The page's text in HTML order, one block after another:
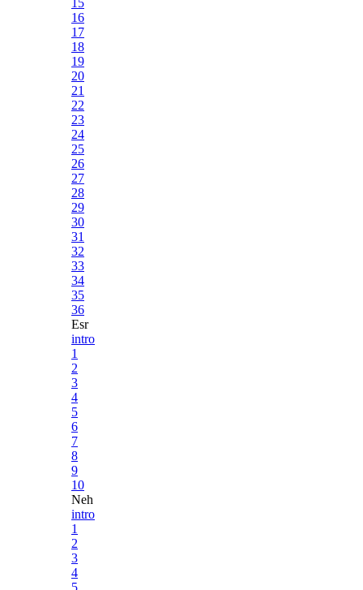
16
17
18
19
20
21
22
23
24
25
26
27
28
29
30
31
32
33
34
35
36
Esr
intro
1
2
3
4
5
6
7
8
9
10
Neh
intro
1
2
3
4
5